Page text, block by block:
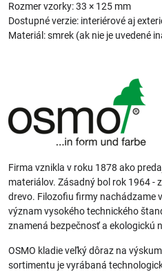
Rozmer vzorky: 33 × 125 mm
Dostupné verzie: interiérové aj
Materiál: smrek (ak nie je uvedené
Firma vznikla v roku 1878 ako
materiálov. Zásadný bol rok 1964 -
drevo. Filozofiu firmy nachádzame
význam vysokého technického
znamená bezpečnosť a ekologickú
OSMO kladie veľký dôraz na
sortimentu je vyrábaná